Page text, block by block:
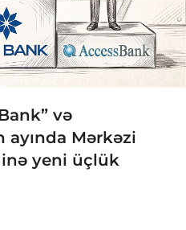
və
ayında Mərkəzi
yeni üçlük